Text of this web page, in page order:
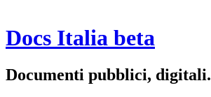
Docs Italia beta
Documenti pubblici, digitali.